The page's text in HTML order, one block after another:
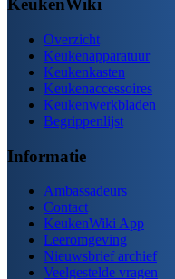
KeukenWiki
Overzicht
Keukenapparatuur
Keukenkasten
Keukenaccessoires
Keukenwerkbladen
Begrippenlijst
Informatie
Ambassadeurs
Contact
KeukenWiki App
Leeromgeving
Nieuwsbrief archief
Veelgestelde vragen